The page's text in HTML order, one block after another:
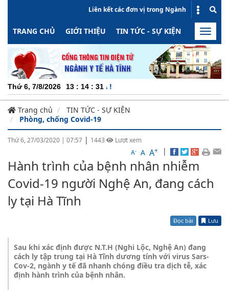
Liên kết các đơn vị trong Ngành
TRANG CHỦ GIỚI THIỆU TIN TỨC - SỰ KIỆN HOẠT
Toggle
Thứ 6, 7/8/2026 13 : 14 : 32
Trang chủ
TIN TỨC - SỰ KIỆN
Phòng, chống Covid-19
Thứ 6, 27/03/2020 | 07:57 | 1443
Lượt xem
A- A A+ |
Hành trình của bệnh nhân nhiễm
Covid-19 người Nghệ An, đang cách
ly tại Hà Tĩnh
Đọc bài Lưu
Sau khi xác định được N.T.H (Nghi Lộc, Nghệ An) đang
cách ly tập trung tại Hà Tĩnh dương tính với virus Sars-
Cov-2, ngành y tế đã nhanh chóng điều tra dịch tễ, xác
định hành trình của bệnh nhân.